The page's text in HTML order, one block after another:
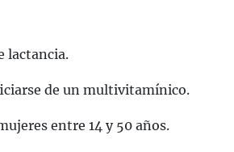
lactancia.
de un multivitamínico.
entre 14 y 50 años.